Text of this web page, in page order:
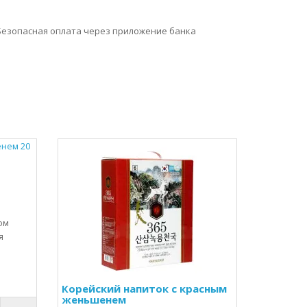
оплата через приложение банка
Корейский напиток с красным
женьшенем